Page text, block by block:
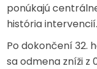
ponúkajú
história intervencií.
Po dokončení 32.
sa odmena zníži z